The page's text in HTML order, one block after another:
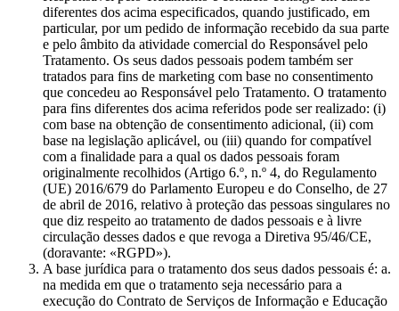
diferentes dos acima especificados, quando justificado, em
particular, por um pedido de informação recebido da sua parte
e pelo âmbito da atividade comercial do Responsável pelo
Tratamento. Os seus dados pessoais podem também ser
tratados para fins de marketing com base no consentimento
que concedeu ao Responsável pelo Tratamento. O tratamento
para fins diferentes dos acima referidos pode ser realizado: (i)
com base na obtenção de consentimento adicional, (ii) com
base na legislação aplicável, ou (iii) quando for compatível
com a finalidade para a qual os dados pessoais foram
originalmente recolhidos (Artigo 6.º, n.º 4, do Regulamento
(UE) 2016/679 do Parlamento Europeu e do Conselho, de 27
de abril de 2016, relativo à proteção das pessoas singulares no
que diz respeito ao tratamento de dados pessoais e à livre
circulação desses dados e que revoga a Diretiva 95/46/CE,
(doravante: «RGPD»).
A base jurídica para o tratamento dos seus dados pessoais é: a.
na medida em que o tratamento seja necessário para a
execução do Contrato de Serviços de Informação e Educação